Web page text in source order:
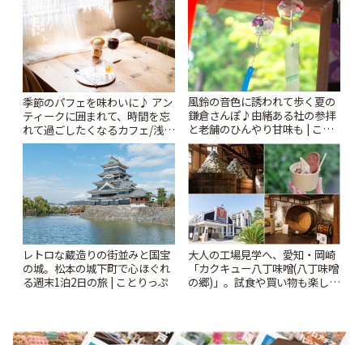
季節のパフェを味わいに♪ アン
ティークに囲まれて、時間を忘
れて過ごしたくなるカフェ/浅草
「annorum cafe」 | ことりっぷ
風鈴の音色に誘われて歩く夏の
鎌倉さんぽ♪由緒ある社の参拝
と老舗のひんやり甘味も | こと
りっぷ
レトロな蔵造りの街並みと国宝
の城。松本の城下町で心ほぐれ
る週末1泊2日の旅 | ことりっぷ
大人の工場見学へ、愛知・岡崎
「カクキュー八丁味噌(八丁味噌
の郷)」。試食や買い物も楽しみ